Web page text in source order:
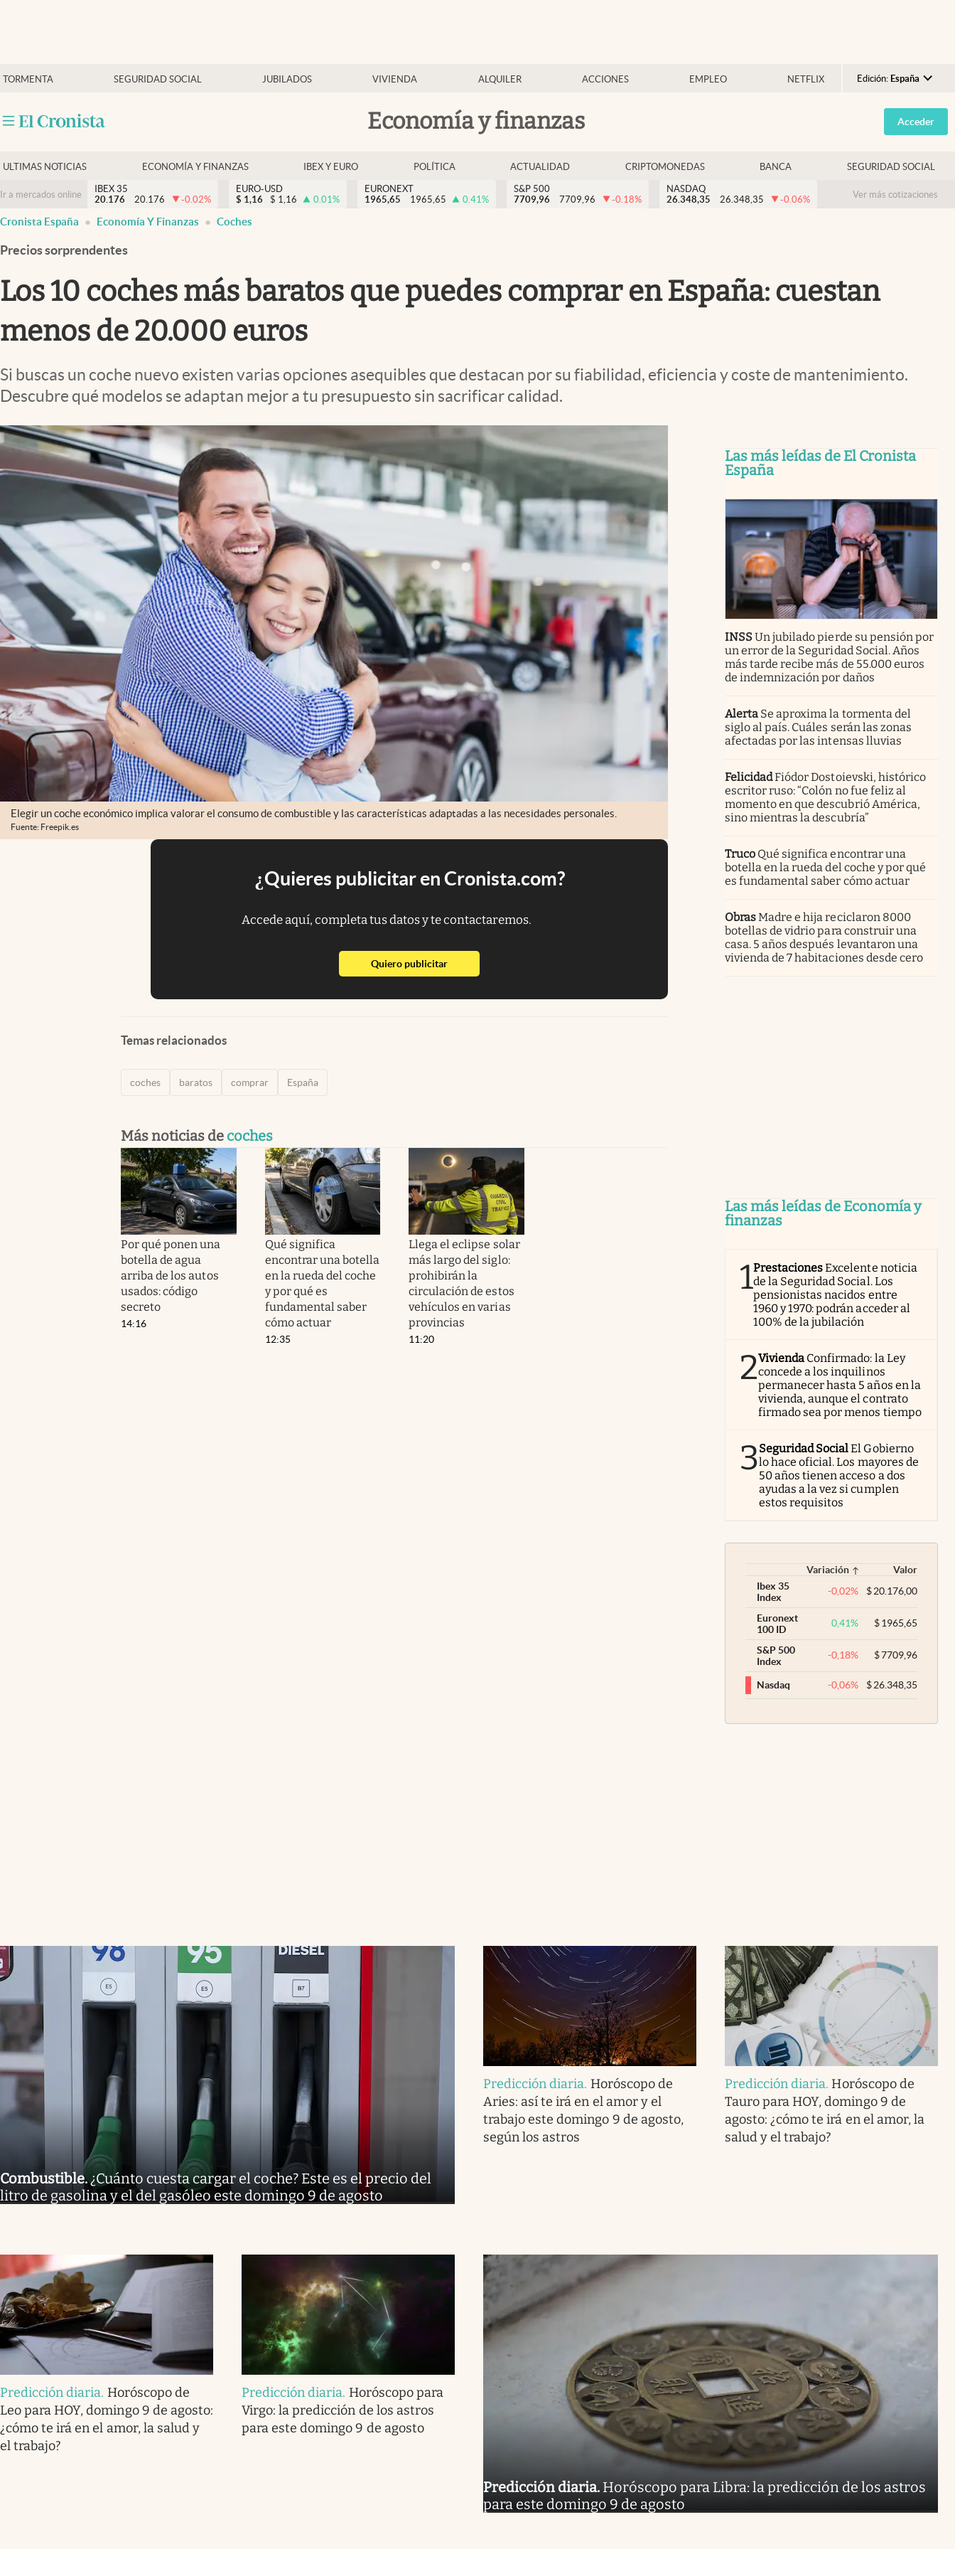
TORMENTA SEGURIDAD SOCIAL JUBILADOS VIVIENDA ALQUILER ACCIONES EMPLEO NETFLIX Edición: España
Argentina
España
USA
Colombia
Economía y finanzas
Economía y finanzas
Criptomonedas
Acceder
ULTIMAS NOTICIAS ECONOMÍA Y FINANZAS IBEX Y EURO POLÍTICA ACTUALIDAD CRIPTOMONEDAS BANCA SEGURIDAD SOCIAL
Ir a mercados online
IBEX 35
20.176
20.176 -0.02%
EURO-USD
$ 1,16 $ 1,16 0.01%
EURONEXT
1965,65
1965,65 0.41%
S&P 500
7709,96
7709,96 -0.18%
NASDAQ
26.348,35
26.348,35 -0.06% Ver más cotizaciones
Cronista España Economía Y Finanzas Coches
Precios sorprendentes
Los 10 coches más baratos que puedes comprar en España: cuestan
menos de 20.000 euros
Si buscas un coche nuevo existen varias opciones asequibles que destacan por su fiabilidad, eficiencia y coste de mantenimiento.
Descubre qué modelos se adaptan mejor a tu presupuesto sin sacrificar calidad.
Elegir un coche económico implica valorar el consumo de combustible y las características adaptadas a las necesidades personales.
Fuente: Freepik.es
¿Quieres publicitar en Cronista.com?
Accede aquí, completa tus datos y te contactaremos.
Quiero publicitarabre en nueva pestaña
Temas relacionados
coches baratos comprar España
Más noticias de coches
Por qué ponen una
botella de agua
arriba de los autos
usados: código
secreto
14:16
Qué significa
encontrar una botella
en la rueda del coche
y por qué es
fundamental saber
cómo actuar
12:35
Llega el eclipse solar
más largo del siglo:
prohibirán la
circulación de estos
vehículos en varias
provincias
11:20
Las más leídas de El Cronista
España
INSSUn jubilado pierde su pensión por
un error de la Seguridad Social. Años
más tarde recibe más de 55.000 euros
de indemnización por daños
Alerta Se aproxima la tormenta del
siglo al país. Cuáles serán las zonas
afectadas por las intensas lluvias
FelicidadFiódor Dostoievski, histórico
escritor ruso: “Colón no fue feliz al
momento en que descubrió América,
sino mientras la descubría”
Truco Qué significa encontrar una
botella en la rueda del coche y por qué
es fundamental saber cómo actuar
ObrasMadre e hija reciclaron 8000
botellas de vidrio para construir una
casa. 5 años después levantaron una
vivienda de 7 habitaciones desde cero
Las más leídas de Economía y
finanzas
1PrestacionesExcelente noticia
de la Seguridad Social. Los
pensionistas nacidos entre
1960 y 1970: podrán acceder al
100% de la jubilación
2Vivienda Confirmado: la Ley
concede a los inquilinos
permanecer hasta 5 años en la
vivienda, aunque el contrato
firmado sea por menos tiempo
3Seguridad SocialEl Gobierno
lo hace oficial. Los mayores de
50 años tienen acceso a dos
ayudas a la vez si cumplen
estos requisitos
Variación
Valor
Ibex 35
Index
-0,02% $20.176,00
Euronext
100 ID
0,41% $1965,65
S&P 500
Index
-0,18% $7709,96
Nasdaq -0,06% $26.348,35
Combustible.¿Cuánto cuesta cargar el coche? Este es el precio del
litro de gasolina y el del gasóleo este domingo 9 de agosto
Predicción diaria. Horóscopo de
Aries: así te irá en el amor y el
trabajo este domingo 9 de agosto,
según los astros
Predicción diaria. Horóscopo de
Tauro para HOY, domingo 9 de
agosto: ¿cómo te irá en el amor, la
salud y el trabajo?
Predicción diaria. Horóscopo de
Leo para HOY, domingo 9 de agosto:
¿cómo te irá en el amor, la salud y
el trabajo?
Predicción diaria. Horóscopo para
Virgo: la predicción de los astros
para este domingo 9 de agosto
Predicción diaria. Horóscopo para Libra: la predicción de los astros
para este domingo 9 de agosto